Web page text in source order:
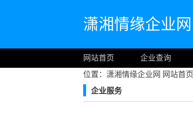
潇湘情缘企业网
网站首页 企业查询
位置：潇湘情缘企业网 网站首页
企业服务